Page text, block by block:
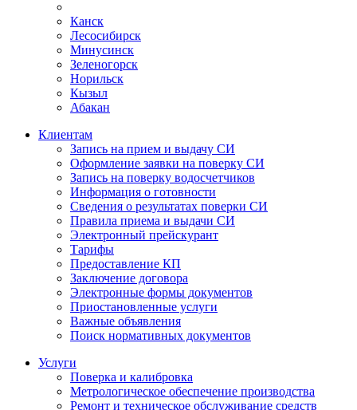
Канск
Лесосибирск
Минусинск
Зеленогорск
Норильск
Кызыл
Абакан
Клиентам
Запись на прием и выдачу СИ
Оформление заявки на поверку СИ
Запись на поверку водосчетчиков
Информация о готовности
Сведения о результатах поверки СИ
Правила приема и выдачи СИ
Электронный прейскурант
Тарифы
Предоставление КП
Заключение договора
Электронные формы документов
Приостановленные услуги
Важные объявления
Поиск нормативных документов
Услуги
Поверка и калибровка
Метрологическое обеспечение производства
Ремонт и техническое обслуживание средств